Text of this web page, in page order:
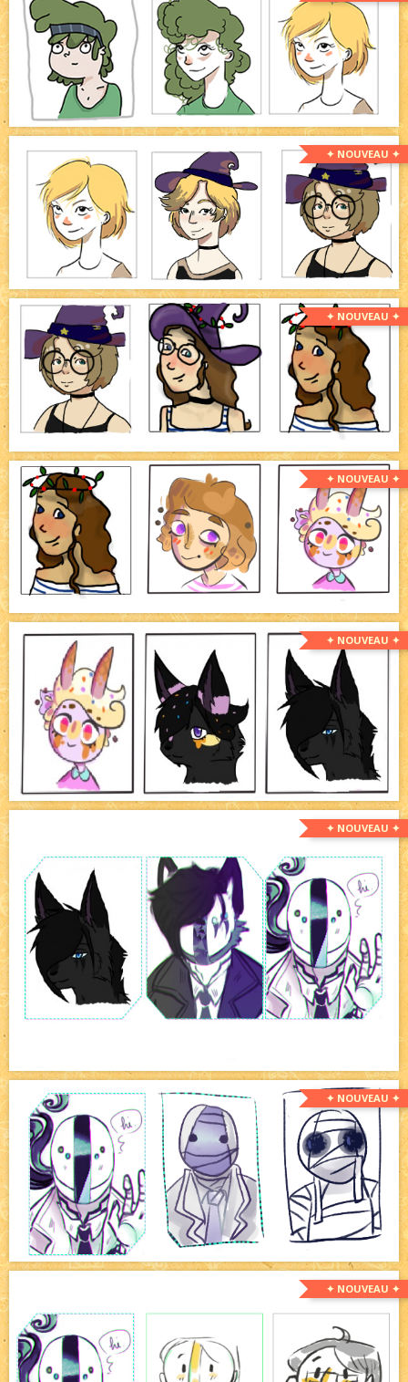
✦ NOUVEAU ✦
✦ NOUVEAU ✦
✦ NOUVEAU ✦
✦ NOUVEAU ✦
✦ NOUVEAU ✦
✦ NOUVEAU ✦
✦ NOUVEAU ✦